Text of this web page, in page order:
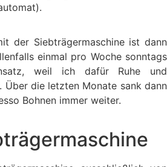
der Siebträgermaschine ist dann
einmal pro Woche sonntags
weil ich dafür Ruhe und
Über die letzten Monate sank dann
Bohnen immer weiter.